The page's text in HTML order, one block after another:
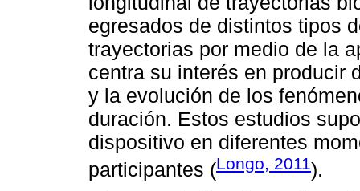
egresados de distintos tipos
trayectorias por medio de la
centra su interés en producir
y la evolución de los
duración. Estos estudios
dispositivo en diferentes
participantes (Longo, 2011).